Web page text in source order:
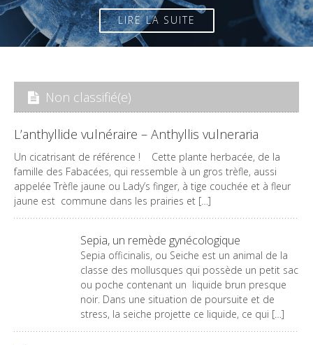
LIRE LA SUITE
Non classifié(e)
L’anthyllide vulnéraire – Anthyllis vulneraria
Un cicatrisant de référence ! Cette plante herbacée, de la
famille des Fabacées, qui ressemble à un gros trèfle, aussi
appelée Trèfle jaune ou Lady’s finger, à tige couchée et à fleur
jaune est commune dans les prairies et […]
Sepia, un remède gynécologique
Sepia officinalis, ou Seiche est un animal de la
classe des mollusques qui possède un petit sac
ou poche contenant un liquide brun presque
noir. Dans une situation de poursuite et de
stress, la seiche projette ce liquide, ce qui […]